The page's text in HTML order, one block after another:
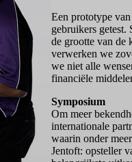
Een prototype
gebruikers getest.
de grootte van de
verwerken we
we niet alle
financiële
Symposium
Om meer
internationale
waarin onder
Jentoft: opsteller